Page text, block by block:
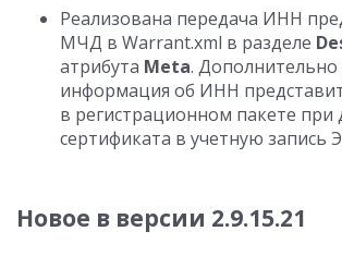
Реализована передача ИНН
МЧД в Warrant.xml в разделе
атрибута Meta. Дополнительно
информация об ИНН
в регистрационном пакете при
сертификата в учетную запись
Новое в версии 2.9.15.21